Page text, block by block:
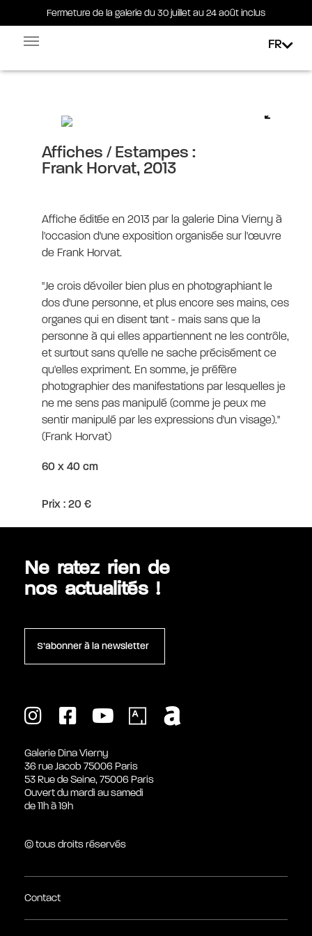
Fermeture de la galerie du 30 juillet au 24 août inclus
Fermeture de la galerie du 30 juillet au 24 août inclus
FR
Affiches / Estampes :
Frank Horvat, 2013
Affiche éditée en 2013 par la galerie Dina Vierny à
l'occasion d'une exposition organisée sur l'œuvre
de Frank Horvat.
"Je crois dévoiler bien plus en photographiant le
dos d'une personne, et plus encore ses mains, ces
organes qui en disent tant - mais sans que la
personne à qui elles appartiennent ne les contrôle,
et surtout sans qu'elle ne sache précisément ce
qu'elles expriment. En somme, je préfère
photographier des manifestations par lesquelles je
ne me sens pas manipulé (comme je peux me
sentir manipulé par les expressions d'un visage)."
(Frank Horvat)
60 x 40 cm
Prix : 20 €
Ne ratez rien de
nos actualités !
S’abonner à la newsletter
Galerie Dina Vierny
36 rue Jacob 75006 Paris
53 Rue de Seine, 75006 Paris
Ouvert du mardi au samedi
de 11h à 19h
© tous droits réservés
Contact